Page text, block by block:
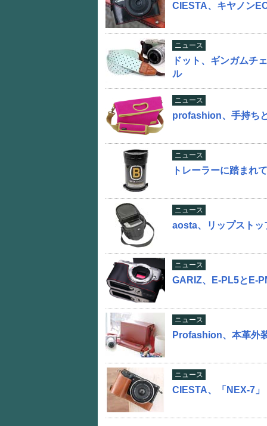
CIESTA、キヤノン
ニュース
ドット、ギンガムチ
ル
ニュース
profashion、手持ち
ニュース
トレーラーに踏まれ
ニュース
aosta、リップストッ
ニュース
GARIZ、E-PL5とE-
ニュース
Profashion、本革外
ニュース
CIESTA、「NEX-7